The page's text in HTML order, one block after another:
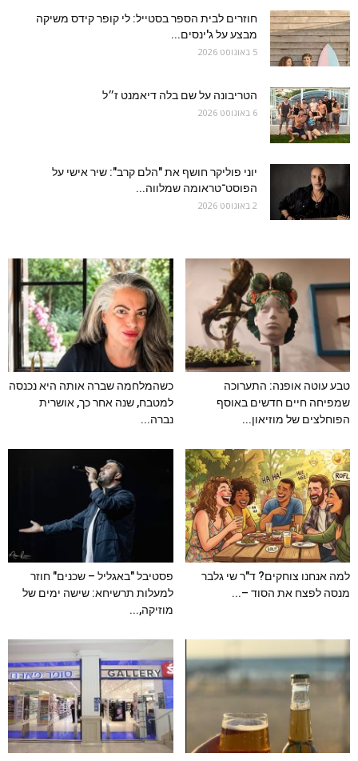
חוזרים לבית הספר בסטייל: לי קופר קידס משיקה
מבצע על ג'ינסים...
5 באוגוסט 2026
הטריבונה על שם בלה דיאמנט ז״ל
6 באוגוסט 2026
יוני פוליקר חושף את "הלם קרב": שיר אישי על
הפוסט־טראומה שמלווה...
2 באוגוסט 2026
טבע עוטה אופנה: התערוכה
שמפיחה חיים חדשים באוסף
הפוחלצים של מוזיאון...
כשהמלחמה שברה אותה היא נכנסה
למטבח, שנה אחר כך, אושרית
נברה...
למה אנחנו צוחקים? ד"ר שי גלבר
מנסה לפצח את הסוד –...
פסטיבל "באגליל – שכנים" חוזר
למעלות תרשיחא: שישה ימים של
מוזיקה,...